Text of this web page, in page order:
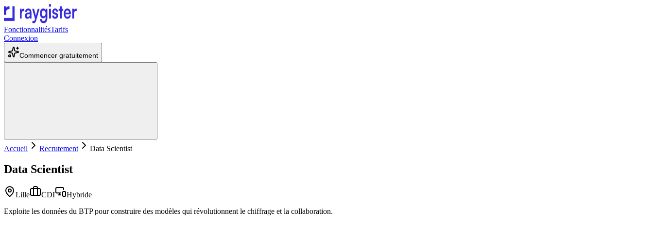
FonctionnalitésTarifs
Connexion
Commencer gratuitement
Accueil Recrutement Data Scientist
Data Scientist
Lille CDI
Hybride
Exploite les données du BTP pour construire des modèles qui révolutionnent le chiffrage et la collaboration.